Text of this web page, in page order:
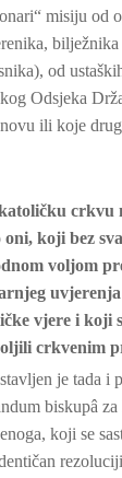
misiju od
od
Odsjeka
ili koje
crkvu
oni, koji bez
voljom
vjere i koji
crkvenim
je tada i
biskupâ
koji se